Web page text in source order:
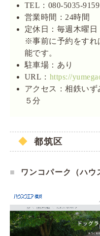
TEL：080-5035-9159
営業時間：24時間
定休日：毎週木曜
※事前に予約をすれ
能です。
駐車場：あり
URL： https://
アクセス：相鉄い
５分
都筑区
ワンコパーク（ハウ